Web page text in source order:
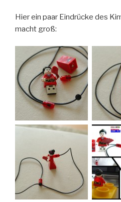
Hier ein paar Eindrücke des
macht groß: